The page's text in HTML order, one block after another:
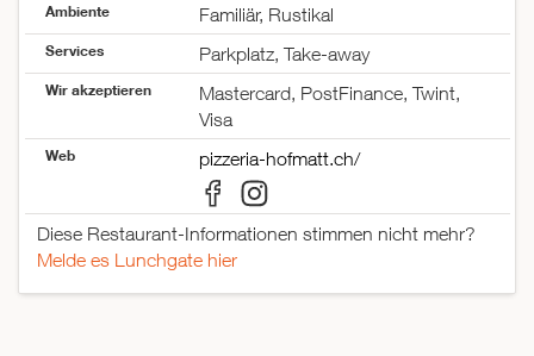
Ambiente Familiär, Rustikal
Services Parkplatz, Take-away
Wir akzeptieren
Mastercard, PostFinance, Twint,
Visa
Web pizzeria-hofmatt.ch/
Diese Restaurant-Informationen stimmen nicht mehr?
Melde es Lunchgate hier